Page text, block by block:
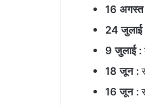
16
24
9 जुलाई :
18 जून :
16 जून :